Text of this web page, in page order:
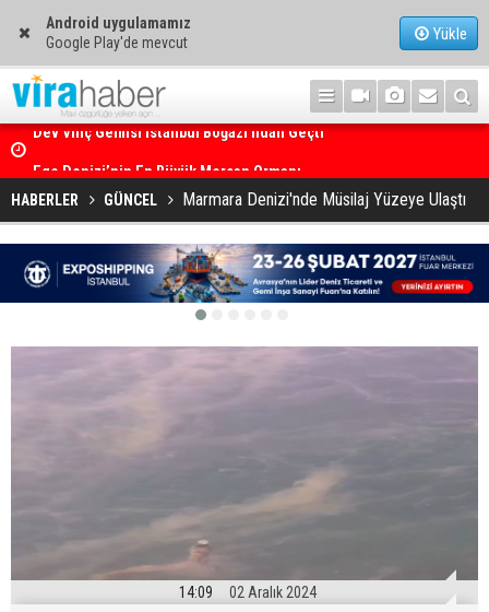
Android uygulamamız
Google Play'de mevcut
Yükle
HABERLER GÜNCEL Marmara Denizi'nde Müsilaj Yüzeye Ulaştı
14:09 02 Aralık 2024